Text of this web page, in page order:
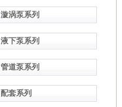
漩涡泵系列
液下泵系列
管道泵系列
配套系列